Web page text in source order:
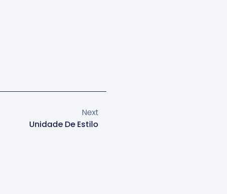
Next
Unidade De Estilo